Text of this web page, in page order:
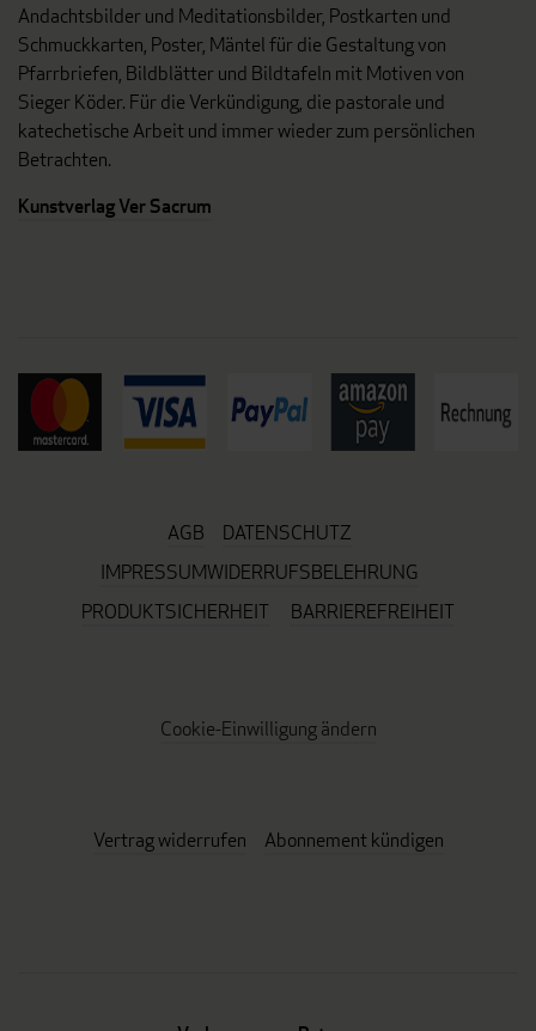
Andachtsbilder und Meditationsbilder, Postkarten und
Schmuckkarten, Poster, Mäntel für die Gestaltung von
Pfarrbriefen, Bildblätter und Bildtafeln mit Motiven von
Sieger Köder. Für die Verkündigung, die pastorale und
katechetische Arbeit und immer wieder zum persönlichen
Betrachten.
Kunstverlag Ver Sacrum
AGB
DATENSCHUTZ
IMPRESSUMWIDERRUFSBELEHRUNG
PRODUKTSICHERHEIT
BARRIEREFREIHEIT
Cookie-Einwilligung ändern
Vertrag widerrufen Abonnement kündigen